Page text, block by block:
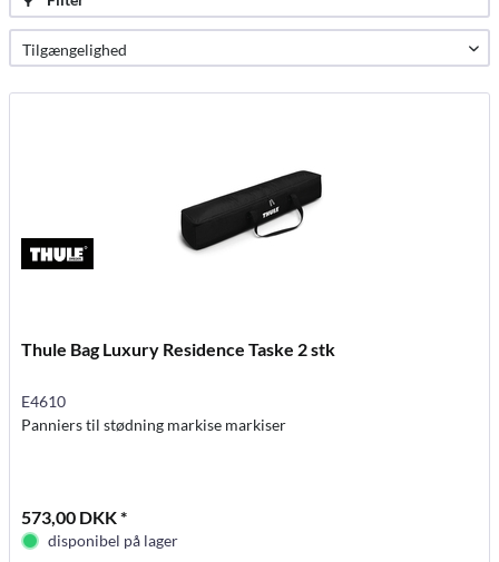
Thule Bag Luxury Residence Taske 2 stk
E4610
Panniers til stødning markise markiser
573,00 DKK *
disponibel på lager